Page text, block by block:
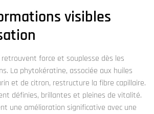
visibles
retrouvent force et souplesse dès les
La phytokératine, associée aux huiles
et de citron, restructure la fibre capillaire.
définies, brillantes et pleines de vitalité.
une amélioration significative avec une